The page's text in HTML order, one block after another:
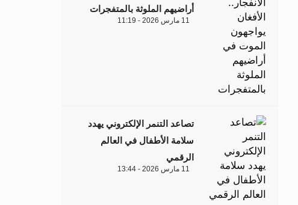
أراضيهم الملوثة بالمتفجرات
11 مارس 2026 - 11:19
تصاعد التنمر الإلكتروني يهدد
سلامة الأطفال في العالم
الرقمي
11 مارس 2026 - 13:44